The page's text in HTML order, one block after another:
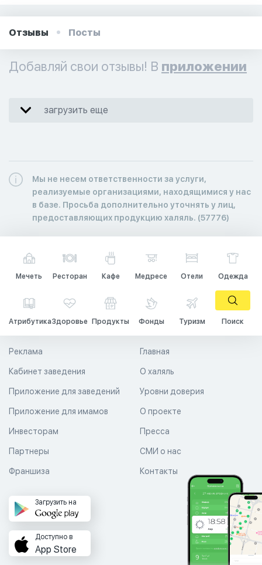
Отзывы Посты
Добавляй свои отзывы! В приложении
загрузить еще
Мы не несем ответственности за услуги,
реализуемые организациями, находящимися у нас
в базе. Просьба дополнительно уточнять у лиц,
предоставляющих продукцию халяль. (57776)
Мечеть Ресторан Кафе Медресе Отели Одежда
АтрибутикаЗдоровье Продукты Фонды Туризм Поиск
Главная
О халяль
Уровни доверия
Реклама
Кабинет заведения
Приложение для заведений
Приложение для имамов О проекте
Пресса
СМИ о нас
Контакты
Инвесторам
Партнеры
Франшиза
Загрузить на
Доступно в
App Store